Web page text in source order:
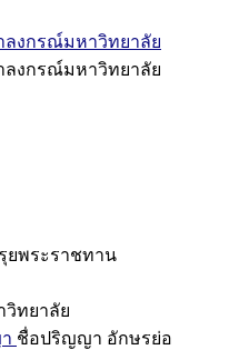
ลงกรณ์มหาวิทยาลัย
ลงกรณ์มหาวิทยาลัย
ยพระราชทาน
วิทยาลัย
ชื่อปริญญา อักษรย่อ